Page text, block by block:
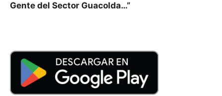
Gente del Sector Guacolda…”